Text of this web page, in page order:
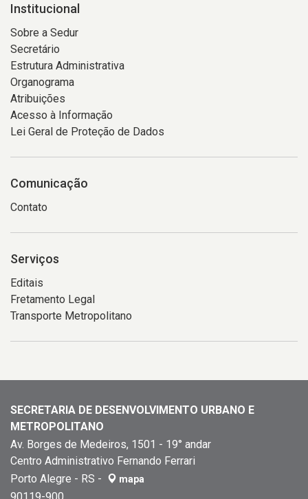
Institucional
Sobre a Sedur
Secretário
Estrutura Administrativa
Organograma
Atribuições
Acesso à Informação
Lei Geral de Proteção de Dados
Comunicação
Contato
Serviços
Editais
Fretamento Legal
Transporte Metropolitano
SECRETARIA DE DESENVOLVIMENTO URBANO E
METROPOLITANO
Av. Borges de Medeiros, 1501 - 19° andar
Centro Administrativo Fernando Ferrari
Porto Alegre - RS -
mapa